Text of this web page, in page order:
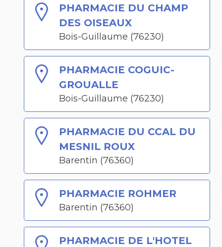
PHARMACIE DU CHAMP
DES OISEAUX
Bois-Guillaume (76230)
PHARMACIE COGUIC-
GROUALLE
Bois-Guillaume (76230)
PHARMACIE DU CCAL DU
MESNIL ROUX
Barentin (76360)
PHARMACIE ROHMER
Barentin (76360)
PHARMACIE DE L'HOTEL